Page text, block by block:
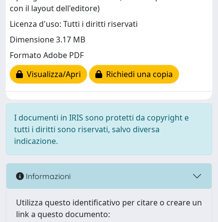
con il layout dell'editore)
Licenza d'uso: Tutti i diritti riservati
Dimensione 3.17 MB
Formato Adobe PDF
Visualizza/Apri
Richiedi una copia
I documenti in IRIS sono protetti da copyright e
tutti i diritti sono riservati, salvo diversa
indicazione.
Informazioni
Utilizza questo identificativo per citare o creare un
link a questo documento: